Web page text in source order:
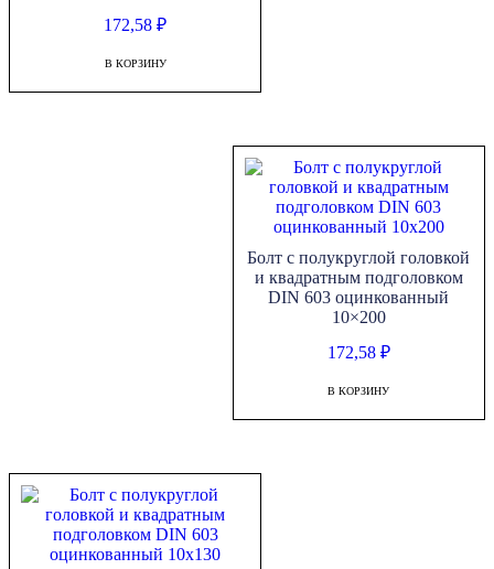
172,58₽
В КОРЗИНУ
Болт с полукруглой головкой
и квадратным подголовком
DIN 603 оцинкованный
10×200
172,58 ₽
В КОРЗИНУ